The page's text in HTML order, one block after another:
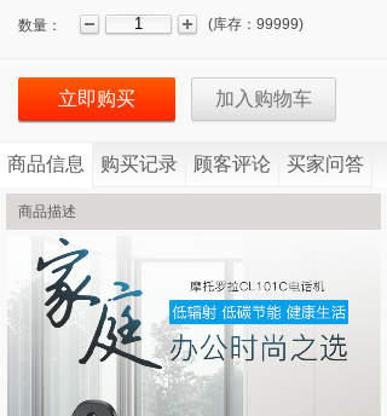
数量： (库存： 99999)
立即购买 加入购物车
商品信息 购买记录 顾客评论 买家问答
商品描述